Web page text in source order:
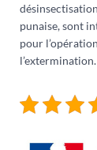
punaise, sont
pour
l’extermination.